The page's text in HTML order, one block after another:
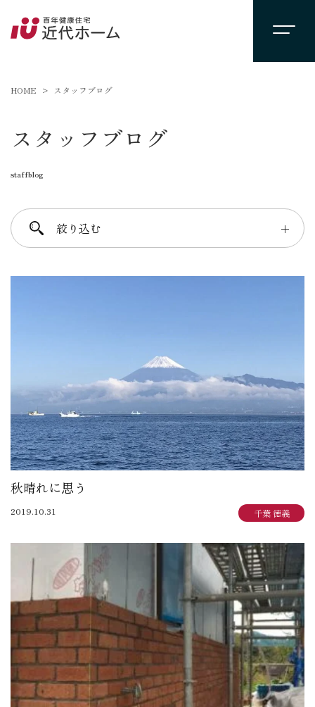
HOME スタッフブログ
スタッフブログ
staffblog
絞り込む ＋
進士 芳：FREE TIME
柴田 守：koko a koko
加田 奈美：子育てママのデザインダイアリー
岩崎 達也：岩ブロ
石渡 秀樹：建築士日記
三俣 忠史：日々記
陳 鵬：陳道中
松本 典朗：近代ホームイズム継承者の気づき
秋晴れに思う
2019.10.31 千葉 徳義